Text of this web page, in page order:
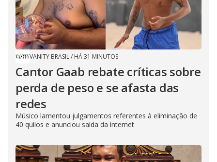
VANITY BRASIL/ HÁ 31 MINUTOS
Cantor Gaab rebate críticas sobre
perda de peso e se afasta das
redes
Músico lamentou julgamentos referentes à eliminação de
40 quilos e anunciou saída da internet